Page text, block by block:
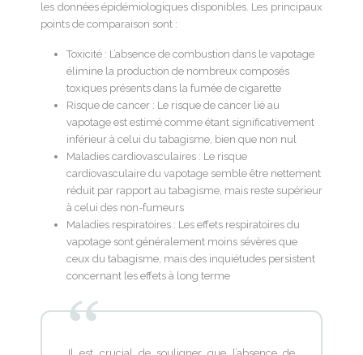
les données épidémiologiques disponibles. Les principaux
points de comparaison sont :
Toxicité : L’absence de combustion dans le vapotage
élimine la production de nombreux composés
toxiques présents dans la fumée de cigarette
Risque de cancer : Le risque de cancer lié au
vapotage est estimé comme étant significativement
inférieur à celui du tabagisme, bien que non nul
Maladies cardiovasculaires : Le risque
cardiovasculaire du vapotage semble être nettement
réduit par rapport au tabagisme, mais reste supérieur
à celui des non-fumeurs
Maladies respiratoires : Les effets respiratoires du
vapotage sont généralement moins sévères que
ceux du tabagisme, mais des inquiétudes persistent
concernant les effets à long terme